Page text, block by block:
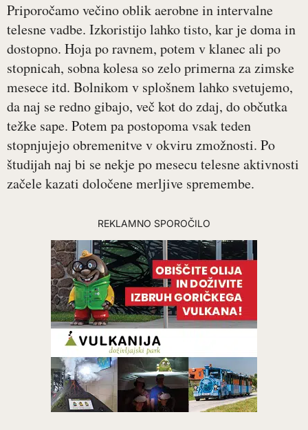
Priporočamo večino oblik aerobne in intervalne
telesne vadbe. Izkoristijo lahko tisto, kar je doma in
dostopno. Hoja po ravnem, potem v klanec ali po
stopnicah, sobna kolesa so zelo primerna za zimske
mesece itd. Bolnikom v splošnem lahko svetujemo,
da naj se redno gibajo, več kot do zdaj, do občutka
težke sape. Potem pa postopoma vsak teden
stopnjujejo obremenitve v okviru zmožnosti. Po
študijah naj bi se nekje po mesecu telesne aktivnosti
začele kazati določene merljive spremembe.
REKLAMNO SPOROČILO